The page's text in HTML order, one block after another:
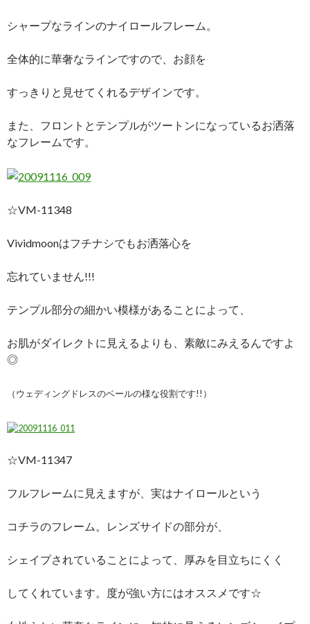
シャープなラインのナイロールフレーム。
全体的に華奢なラインですので、お顔を
すっきりと見せてくれるデザインです。
また、フロントとテンプルがツートンになっているお洒落
なフレームです。
☆VM-11348
Vividmoonはフチナシでもお洒落心を
忘れていません!!!
テンプル部分の細かい模様があることによって、
お肌がダイレクトに見えるよりも、素敵にみえるんですよ
◎
（ウェディングドレスのベールの様な役割です!!）
☆VM-11347
フルフレームに見えますが、実はナイロールという
コチラのフレーム。レンズサイドの部分が、
シェイプされていることによって、厚みを目立ちにくく
してくれています。度が強い方にはオススメです☆